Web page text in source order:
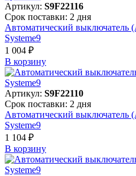
Артикул: S9F22116
Срок поставки: 2 дня
Автоматический выключатель
Systeme9
1 004 ₽
В корзинy
Артикул: S9F22110
Срок поставки: 2 дня
Автоматический выключатель
Systeme9
1 104 ₽
В корзинy